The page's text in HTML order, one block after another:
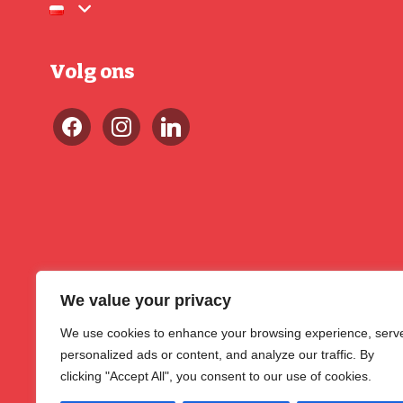
We value your privacy
We use cookies to enhance your browsing experience,
personalized ads or content, and analyze our traffic. By
clicking "Accept All", you consent to our use of cookies.
Volg ons